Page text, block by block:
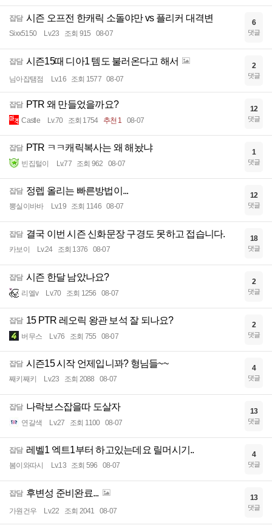
잡담 시즌 오프전 한캐릭 소돌야만 vs 플리커 대격변
Sixx5150 Lv.23 조회 915 08-07
6
댓글
잡담 시즌15때 디아1 템도 불러온다고 해서
님아잡탬점 Lv.16 조회 1577 08-07
2
댓글
잡담 PTR 왜 만들었을까요?
Castle Lv.70 조회 1754 추천 1 08-07
12
댓글
잡담 PTR ㅋㅋ캐릭복사는 왜 해놨냐
빈집털이 Lv.77 조회 962 08-07
1
댓글
잡담 정렙 올리는 빠른방법이...
뽕실이바바 Lv.19 조회 1146 08-07
12
댓글
잡담 결국 이번 시즌 신화문장 구경도 못하고 접습니다.
카보이 Lv.24 조회 1376 08-07
18
댓글
잡담 시즌 한달 남았나요?
리엘v Lv.70 조회 1256 08-07
2
댓글
잡담 15 PTR 레오릭 왕관 보석 잘 되나요?
버무스 Lv.76 조회 755 08-07
2
댓글
잡담 시즌15 시작 언제입니꽈? 형님들~~
째키째키 Lv.23 조회 2088 08-07
4
댓글
잡담 나락보스잡을따 도살자
연갈색 Lv.27 조회 1100 08-07
13
댓글
잡담 레벨1 엑트1부터 하고있는데요 릴머시기..
봄이와따시 Lv.13 조회 596 08-07
4
댓글
잡담 후변성 준비완료...
가원건우 Lv.22 조회 2041 08-07
13
댓글